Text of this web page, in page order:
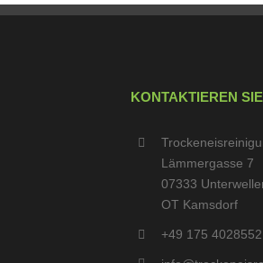
KONTAKTIEREN
Lämmergasse 7
07333
OT Kamsdorf
+49 175 4028552